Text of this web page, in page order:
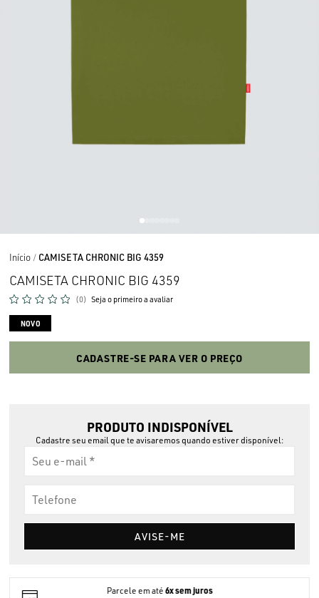
Início CAMISETA CHRONIC BIG 4359
CAMISETA CHRONIC BIG 4359
(0) Seja o primeiro a avaliar
NOVO
CADASTRE-SE PARA VER O PREÇO
PRODUTO INDISPONÍVEL
Cadastre seu email que te avisaremos quando estiver disponível:
AVISE-ME
Parcele em até 6x sem juros